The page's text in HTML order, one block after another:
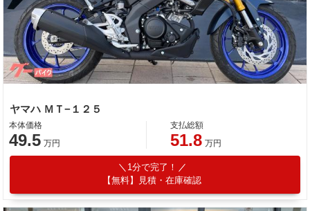
ヤマハ ＭＴ−１２５
本体価格
49.5 万円
支払総額
51.8 万円
1分で完了！
【無料】見積・在庫確認